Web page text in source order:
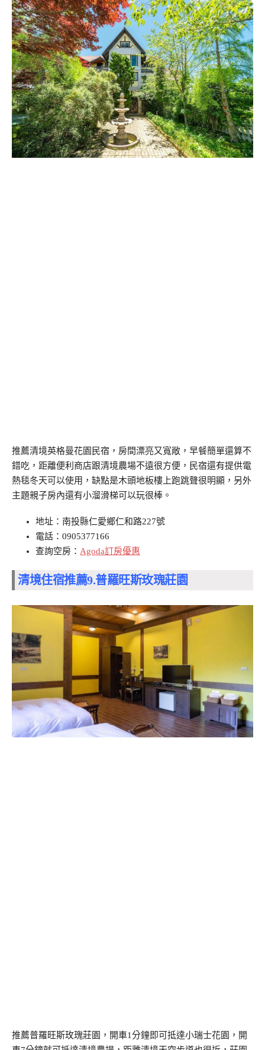
推薦清境英格曼花園民宿，房間漂亮又寬敞，早餐簡單還算不
錯吃，距離便利商店跟清境農場不遠很方便，民宿還有提供電
熱毯冬天可以使用，缺點是木頭地板樓上跑跳聲很明顯，另外
主題親子房內還有小溜滑梯可以玩很棒。
地址：南投縣仁愛鄉仁和路227號
電話：0905377166
查詢空房： Agoda訂房優惠
清境住宿推薦9.普羅旺斯玫瑰莊園
推薦普羅旺斯玫瑰莊園，開車1分鐘即可抵達小瑞士花園，開